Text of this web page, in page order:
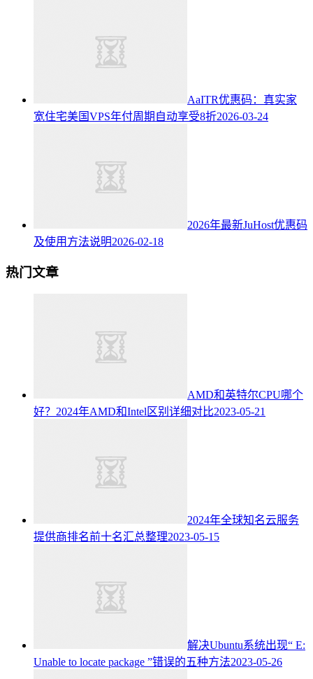
AaITR优惠码：真实家
宽住宅美国VPS年付周期自动享受8折2026-03-24
2026年最新JuHost优惠码
及使用方法说明2026-02-18
热门文章
AMD和英特尔CPU哪个
好？2024年AMD和Intel区别详细对比2023-05-21
2024年全球知名云服务
提供商排名前十名汇总整理2023-05-15
解决Ubuntu系统出现“ E:
Unable to locate package ”错误的五种方法2023-05-26